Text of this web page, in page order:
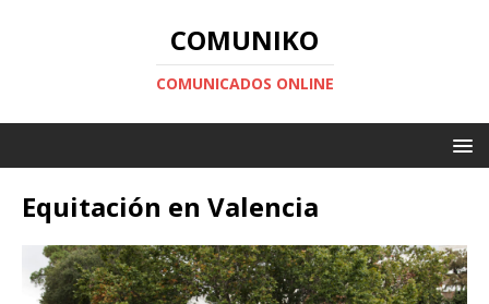
COMUNIKO
COMUNICADOS ONLINE
Equitación en Valencia